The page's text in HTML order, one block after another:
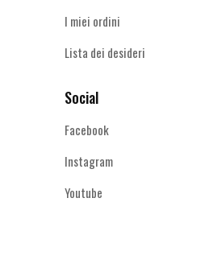
I miei ordini
Lista dei desideri
Social
Facebook
Instagram
Youtube